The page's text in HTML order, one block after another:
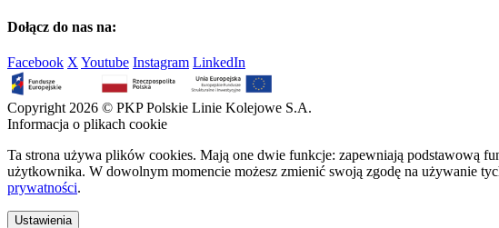
Dołącz do nas na:
Facebook X Youtube Instagram LinkedIn
Copyright 2026 © PKP Polskie Linie Kolejowe S.A.
Informacja o plikach cookie
Ta strona używa plików cookies. Mają one dwie funkcje: zapewniają podstawową
użytkownika. W dowolnym momencie możesz zmienić swoją zgodę na używanie
prywatności.
Ustawienia